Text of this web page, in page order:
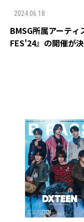
2024.06.18
BMSG所属アーテ
FES'24』の開催が決